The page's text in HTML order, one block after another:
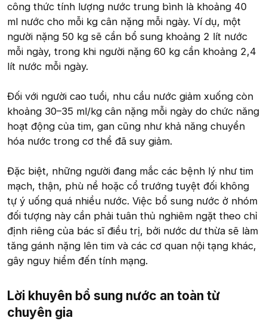
công thức tính lượng nước trung bình là khoảng 40
ml nước cho mỗi kg cân nặng mỗi ngày. Ví dụ, một
người nặng 50 kg sẽ cần bổ sung khoảng 2 lít nước
mỗi ngày, trong khi người nặng 60 kg cần khoảng 2,4
lít nước mỗi ngày.
Đối với người cao tuổi, nhu cầu nước giảm xuống còn
khoảng 30–35 ml/kg cân nặng mỗi ngày do chức năng
hoạt động của tim, gan cũng như khả năng chuyển
hóa nước trong cơ thể đã suy giảm.
Đặc biệt, những người đang mắc các bệnh lý như tim
mạch, thận, phù nề hoặc cổ trướng tuyệt đối không
tự ý uống quá nhiều nước. Việc bổ sung nước ở nhóm
đối tượng này cần phải tuân thủ nghiêm ngặt theo chỉ
định riêng của bác sĩ điều trị, bởi nước dư thừa sẽ làm
tăng gánh nặng lên tim và các cơ quan nội tạng khác,
gây nguy hiểm đến tính mạng.
Lời khuyên bổ sung nước an toàn từ
chuyên gia​